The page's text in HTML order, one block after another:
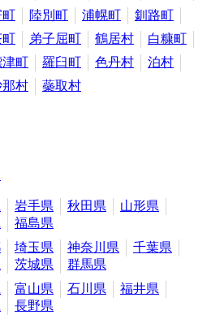
町 陸別町 浦幌町
釧路町
町 弟子屈町 鶴居村
白糠町
津町 羅臼町 色丹村
泊村
那村 蘂取村
岩手県 秋田県
山形県
福島県
埼玉県 神奈川県
千葉県
茨城県 群馬県
富山県 石川県
福井県
長野県